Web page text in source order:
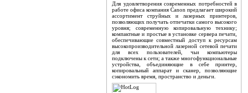
Для удовлетворения современных потребностей в
работе офиса компания Canon предлагает широкий
ассортимент струйных и лазерных принтеров,
позволяющих получать отпечатки самого высокого
уровня; современную копировальную технику;
компактные и простые в установке сервера печати,
обеспечивающие совместный доступ к ресурсам
высокопроизводительной лазерной сетевой печати
для всех пользователей, чьи компьютеры
подключены к сети; а также многофункциональные
устройства, объединяющие в себе принтер,
копировальный аппарат и сканер, позволяющие
сэкономить время, пространство и деньги.